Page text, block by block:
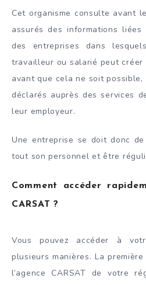
Cet organisme consulte avant
assurés des informations
des entreprises dans
travailleur ou salarié peut créer
avant que cela ne soit
déclarés auprès des services
leur employeur.
Une entreprise se doit donc
tout son personnel et être
Comment accéder
CARSAT ?
Vous pouvez accéder à
plusieurs manières. La
l’agence CARSAT de votre